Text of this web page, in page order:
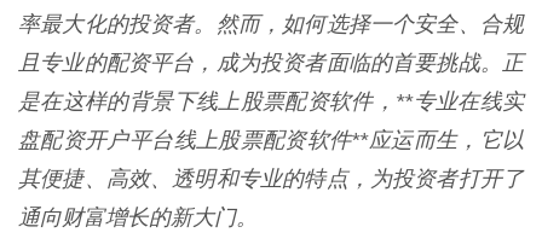
率最大化的投资者。然而，如何选择一个安全、合规
且专业的配资平台，成为投资者面临的首要挑战。正
是在这样的背景下线上股票配资软件，**专业在线实
盘配资开户平台线上股票配资软件**应运而生，它以
其便捷、高效、透明和专业的特点，为投资者打开了
通向财富增长的新大门。